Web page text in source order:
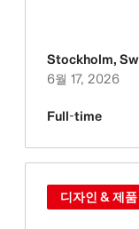
Stockholm,
6월 17, 2026
Full-time
디자인 & 제